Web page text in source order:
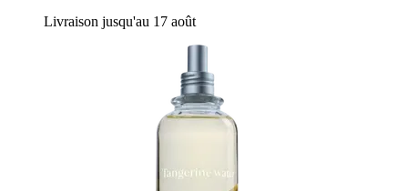
Livraison jusqu'au 17 août